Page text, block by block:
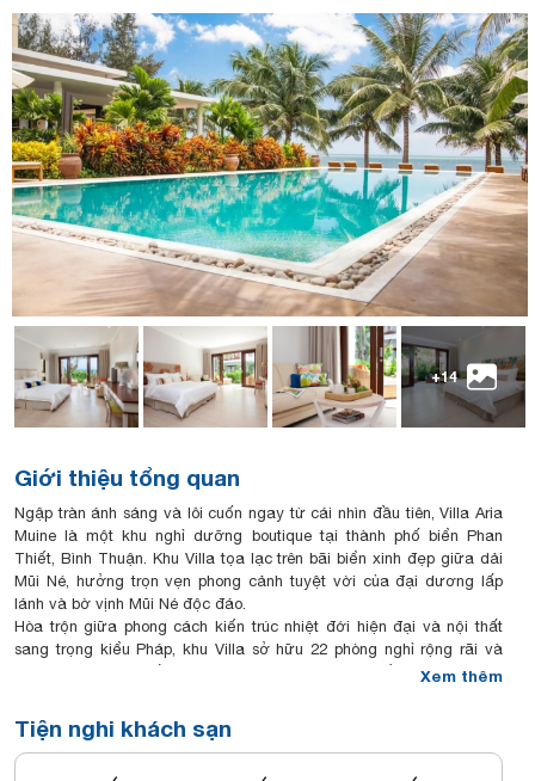
+14
Giới thiệu tổng quan
Ngập tràn ánh sáng và lôi cuốn ngay từ cái nhìn đầu tiên, Villa Aria
Muine là một khu nghỉ dưỡng boutique tại thành phố biển Phan
Thiết, Bình Thuận. Khu Villa tọa lạc trên bãi biển xinh đẹp giữa dải
Mũi Né, hưởng trọn vẹn phong cảnh tuyệt vời của đại dương lấp
lánh và bờ vịnh Mũi Né độc đáo.
Hòa trộn giữa phong cách kiến trúc nhiệt đới hiện đại và nội thất
sang trọng kiểu Pháp, khu Villa sở hữu 22 phòng nghỉ rộng rãi và
một phòng Suite. Tất cả các phòng nghỉ của Villa đều có ban công
màu sắc rực rỡ của thiên nhiên.
Tại Villa Aria Mũi Né, chúng tôi quan tâm đến sức khỏe và cảm giác
thoải mái của Khách hàng. Đó là lý do tất cả những vật dụng trong
Xem thêm
Tiện nghi khách sạn